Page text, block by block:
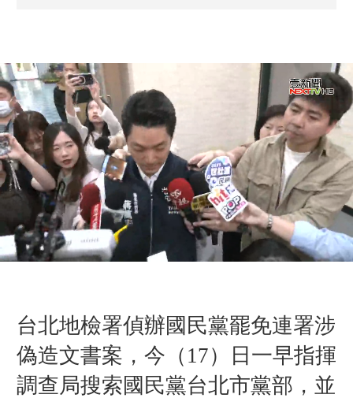
台北地檢署偵辦國民黨罷免連署涉
偽造文書案，今（17）日一早指揮
調查局搜索國民黨台北市黨部，並